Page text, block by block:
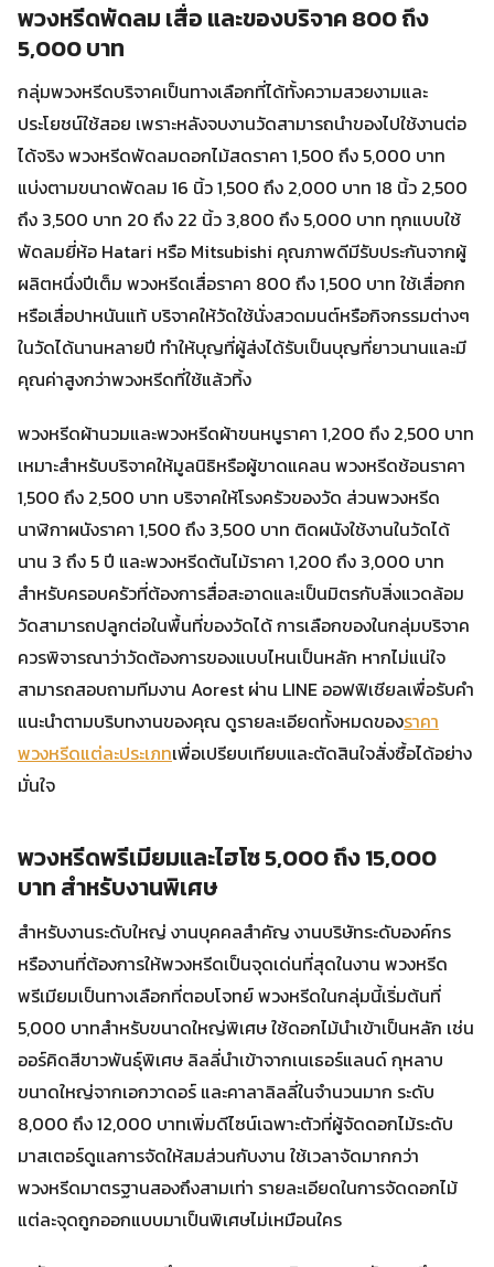
พวงหรีดพัดลม เสื่อ และของบริจาค 800 ถึง
5,000 บาท
กลุ่มพวงหรีดบริจาคเป็นทางเลือกที่ได้ทั้งความสวยงามและ
ประโยชน์ใช้สอย เพราะหลังจบงานวัดสามารถนำของไปใช้งานต่อ
ได้จริง พวงหรีดพัดลมดอกไม้สดราคา 1,500 ถึง 5,000 บาท
แบ่งตามขนาดพัดลม 16 นิ้ว 1,500 ถึง 2,000 บาท 18 นิ้ว 2,500
ถึง 3,500 บาท 20 ถึง 22 นิ้ว 3,800 ถึง 5,000 บาท ทุกแบบใช้
พัดลมยี่ห้อ Hatari หรือ Mitsubishi คุณภาพดีมีรับประกันจากผู้
ผลิตหนึ่งปีเต็ม พวงหรีดเสื่อราคา 800 ถึง 1,500 บาท ใช้เสื่อกก
หรือเสื่อปาหนันแท้ บริจาคให้วัดใช้นั่งสวดมนต์หรือกิจกรรมต่างๆ
ในวัดได้นานหลายปี ทำให้บุญที่ผู้ส่งได้รับเป็นบุญที่ยาวนานและมี
คุณค่าสูงกว่าพวงหรีดที่ใช้แล้วทิ้ง
พวงหรีดผ้านวมและพวงหรีดผ้าขนหนูราคา 1,200 ถึง 2,500 บาท
เหมาะสำหรับบริจาคให้มูลนิธิหรือผู้ขาดแคลน พวงหรีดช้อนราคา
1,500 ถึง 2,500 บาท บริจาคให้โรงครัวของวัด ส่วนพวงหรีด
นาฬิกาผนังราคา 1,500 ถึง 3,500 บาท ติดผนังใช้งานในวัดได้
นาน 3 ถึง 5 ปี และพวงหรีดต้นไม้ราคา 1,200 ถึง 3,000 บาท
สำหรับครอบครัวที่ต้องการสื่อสะอาดและเป็นมิตรกับสิ่งแวดล้อม
วัดสามารถปลูกต่อในพื้นที่ของวัดได้ การเลือกของในกลุ่มบริจาค
ควรพิจารณาว่าวัดต้องการของแบบไหนเป็นหลัก หากไม่แน่ใจ
สามารถสอบถามทีมงาน Aorest ผ่าน LINE ออฟฟิเชียลเพื่อรับคำ
แนะนำตามบริบทงานของคุณ ดูรายละเอียดทั้งหมดของราคา
พวงหรีดแต่ละประเภทเพื่อเปรียบเทียบและตัดสินใจสั่งซื้อได้อย่าง
มั่นใจ
พวงหรีดพรีเมียมและไฮโซ 5,000 ถึง 15,000
บาท สำหรับงานพิเศษ
สำหรับงานระดับใหญ่ งานบุคคลสำคัญ งานบริษัทระดับองค์กร
หรืองานที่ต้องการให้พวงหรีดเป็นจุดเด่นที่สุดในงาน พวงหรีด
พรีเมียมเป็นทางเลือกที่ตอบโจทย์ พวงหรีดในกลุ่มนี้เริ่มต้นที่
5,000 บาทสำหรับขนาดใหญ่พิเศษ ใช้ดอกไม้นำเข้าเป็นหลัก เช่น
ออร์คิดสีขาวพันธุ์พิเศษ ลิลลี่นำเข้าจากเนเธอร์แลนด์ กุหลาบ
ขนาดใหญ่จากเอกวาดอร์ และคาลาลิลลี่ในจำนวนมาก ระดับ
8,000 ถึง 12,000 บาทเพิ่มดีไซน์เฉพาะตัวที่ผู้จัดดอกไม้ระดับ
มาสเตอร์ดูแลการจัดให้สมส่วนกับงาน ใช้เวลาจัดมากกว่า
พวงหรีดมาตรฐานสองถึงสามเท่า รายละเอียดในการจัดดอกไม้
แต่ละจุดถูกออกแบบมาเป็นพิเศษไม่เหมือนใคร